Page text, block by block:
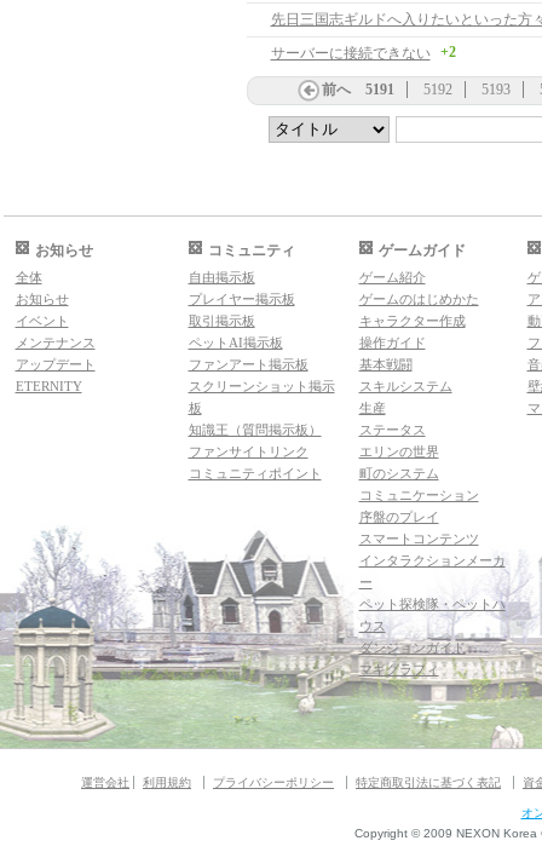
先日三国志ギルドへ入りたいといった方
サーバーに接続できない
+2
前へ 5191 5192 5193
お知らせ
全体
お知らせ
イベント
メンテナンス
アップデート
ETERNITY
コミュニティ
自由掲示板
プレイヤー掲示板
取引掲示板
ペットAI掲示板
ファンアート掲示板
スクリーンショット掲示
板
知識王（質問掲示板）
ファンサイトリンク
コミュニティポイント
ゲームガイド
ゲーム紹介
ゲームのはじめかた
キャラクター作成
操作ガイド
基本戦闘
スキルシステム
生産
ステータス
エリンの世界
町のシステム
コミュニケーション
序盤のプレイ
スマートコンテンツ
インタラクションメーカ
ー
ペット探検隊・ペットハ
ウス
ダンジョンガイド
マギグラフィ
運営会社 利用規約 プライバシーポリシー 特定商取引法に基づく表記 資
オ
Copyright © 2009 NEXON Korea